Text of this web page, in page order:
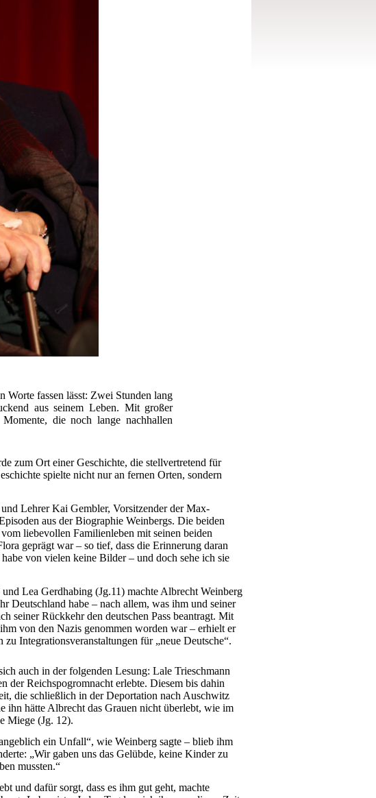
Worte fassen lässt: Zwei Stunden lang
aus seinem Leben. Mit großer
die noch lange nachhallen
zum Ort einer Geschichte, die stellvertretend für
spielte nicht nur an fernen Orten, sondern
Lehrer Kai Gembler, Vorsitzender der Max-
aus der Biographie Weinbergs. Die beiden
liebevollen Familienleben mit seinen beiden
geprägt war – so tief, dass die Erinnerung daran
von vielen keine Bilder – und doch sehe ich sie
Lea Gerdhabing (Jg.11) machte Albrecht Weinberg
Deutschland habe – nach allem, was ihm und seiner
seiner Rückkehr den deutschen Pass beantragt. Mit
von den Nazis genommen worden war – erhielt er
Integrationsveranstaltungen für „neue Deutsche“.
auch in der folgenden Lesung: Lale Trieschmann
der Reichspogromnacht erlebte. Diesem bis dahin
die schließlich in der Deportation nach Auschwitz
ihn hätte Albrecht das Grauen nicht überlebt, wie im
Miege (Jg. 12).
ein Unfall“, wie Weinberg sagte – blieb ihm
„Wir gaben uns das Gelübde, keine Kinder zu
mussten.“
und dafür sorgt, dass es ihm gut geht, machte